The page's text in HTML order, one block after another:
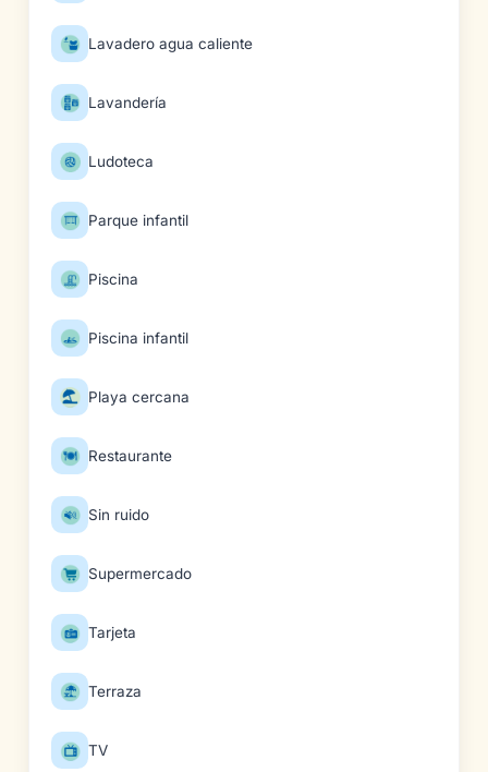
Lavadero agua caliente
Lavandería
Ludoteca
Parque infantil
Piscina
Piscina infantil
Playa cercana
Restaurante
Sin ruido
Supermercado
Tarjeta
Terraza
TV